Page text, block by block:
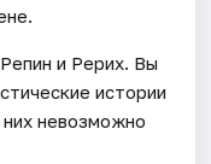
и Рерих. Вы
истории
невозможно